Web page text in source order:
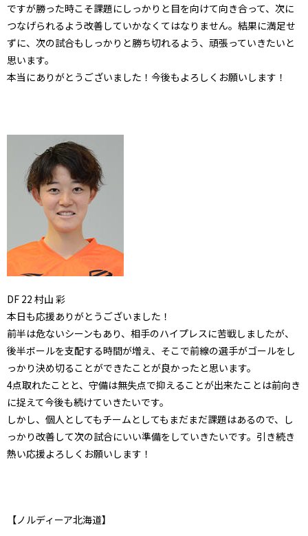
ですが勝った時こそ課題にしっかりと目を向けて向き合って、 次に
つなげられるよう改善していかなくてはなりません。 結果に満足せ
ずに、次の試合もしっかりと勝ち切れるよう、 頑張っていきたいと
思います。
本当にありがとうございました！今後もよろしくお願いします！
DF 22 村山 彩
本日も応援ありがとうございました！
前半は危ないシーンもあり、相手のハイプレスに苦戦しましたが、
後半ボールを支配する時間が増え、 そこで前線の選手がゴールをし
っかり決め切ることができたことが良かったと思います。
4点取れたことと、 守備は無失点で抑えることが出来たことは前向き
に捉えて今後も続けていきたいです。
しかし、個人としてもチームとしてもまだまだ課題はあるので、 し
っかり改善して次の試合にいい準備をしていきたいです。引き続き
熱い応援よろしくお願いします！
【ノルディーア北海道】